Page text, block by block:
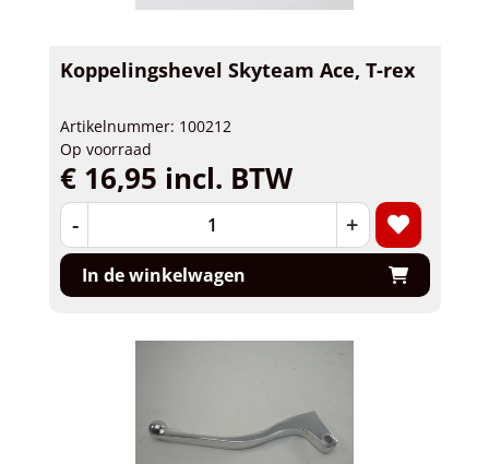
Koppelingshevel Skyteam Ace, T-rex
Artikelnummer: 100212
Op voorraad
€ 16,95 incl. BTW
- +
In de winkelwagen